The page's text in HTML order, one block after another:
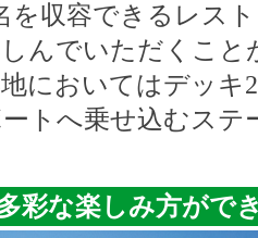
を収容できるレス
んでいただくこ
においてはデッ
トへ乗せ込むス
彩な楽しみ方がで